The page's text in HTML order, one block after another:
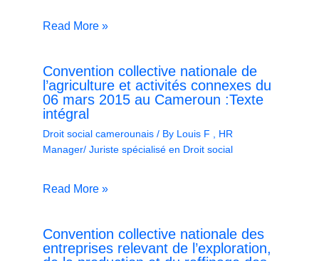
Read More »
Convention collective nationale de
l’agriculture et activités connexes du
06 mars 2015 au Cameroun :Texte
intégral
Droit social camerounais / By Louis F , HR
Manager/ Juriste spécialisé en Droit social
Read More »
Convention collective nationale des
entreprises relevant de l’exploration,